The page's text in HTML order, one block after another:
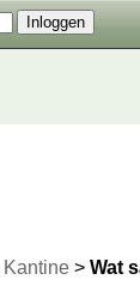
Kantine > Wat